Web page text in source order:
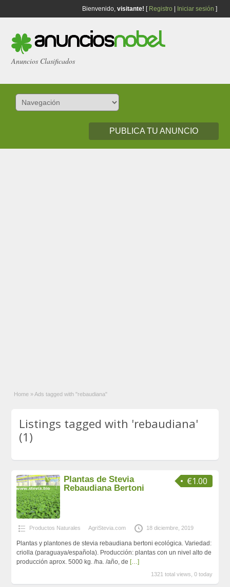
Bienvenido, visitante! [ Registro Iniciar sesión ]
Anuncios Clasificados
PUBLICA TU ANUNCIO
Home » Ads tagged with "rebaudiana"
Listings tagged with 'rebaudiana'
(1)
€1.00
Plantas de Stevia
Rebaudiana Bertoni
Productos Naturales AgriStevia.com 18 diciembre, 2019
Plantas y plantones de stevia rebaudiana bertoni ecológica. Variedad:
criolla (paraguaya/española). Producción: plantas con un nivel alto de
producción aprox. 5000 kg. /ha. /año, de […]
1321 total views, 0 today